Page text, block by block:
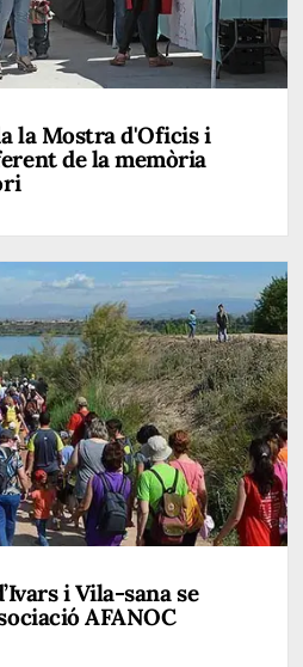
la Mostra d'Oficis i
de la memòria
i Vila-sana se
AFANOC